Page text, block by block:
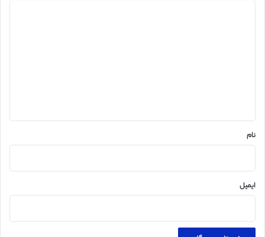
نام
ایمیل